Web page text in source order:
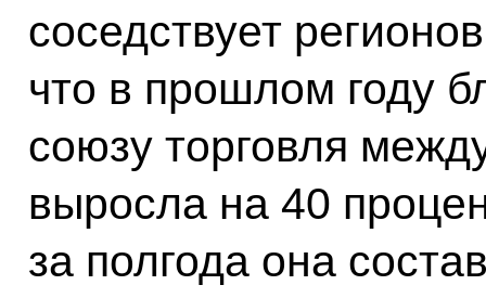
соседствует
что в прошлом году
союзу торговля
выросла на 40
за полгода она